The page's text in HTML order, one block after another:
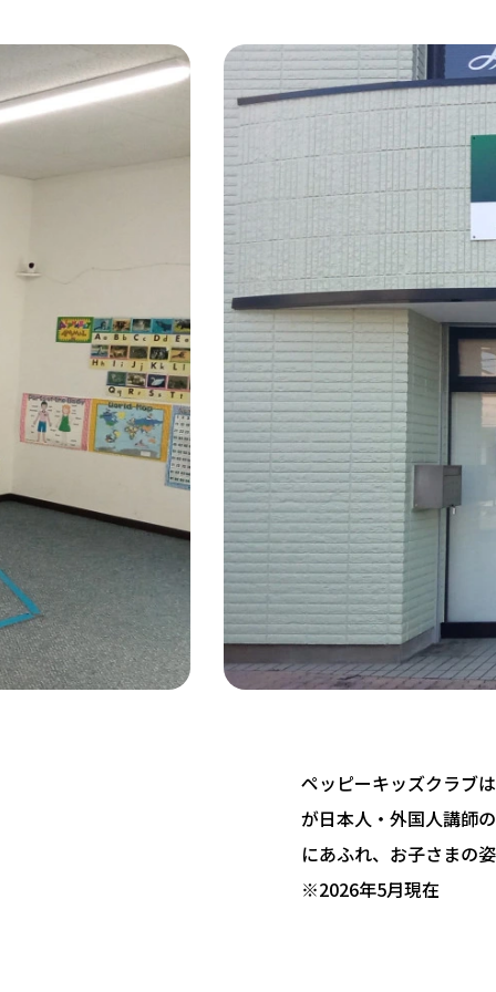
ペッピーキッズクラブ
が日本人・外国人講師
にあふれ、お子さまの
※2026年5月現在